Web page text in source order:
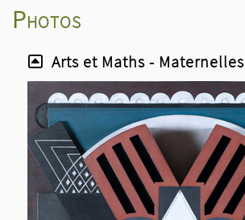
Photos
Arts et Maths - Maternelles